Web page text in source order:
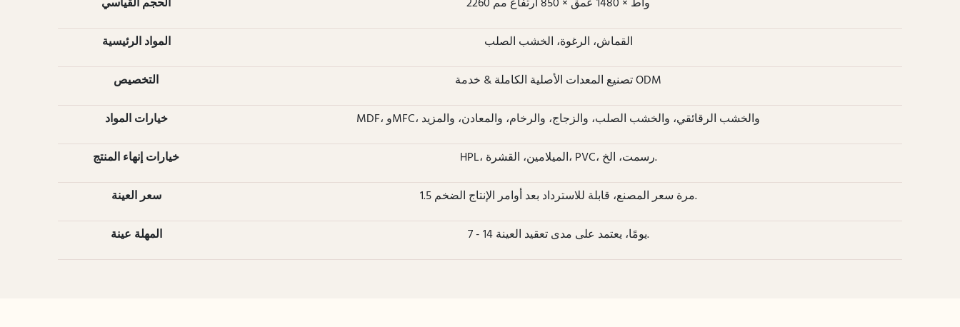
المواد الرئيسية القماش، الرغوة، الخشب الصلب
التخصيص تصنيع المعدات الأصلية الكاملة & خدمة ODM
خيارات المواد MDF، وMFC، والخشب الرقائقي، والخشب الصلب، والزجاج، والرخام، والمعادن، والمزيد
خيارات إنهاء المنتج HPL، الميلامين، القشرة، PVC، رسمت، الخ.
سعر العينة 1.5 مرة سعر المصنع، قابلة للاسترداد بعد أوامر الإنتاج الضخم.
المهلة عينة 7 - 14 يومًا، يعتمد على مدى تعقيد العينة.